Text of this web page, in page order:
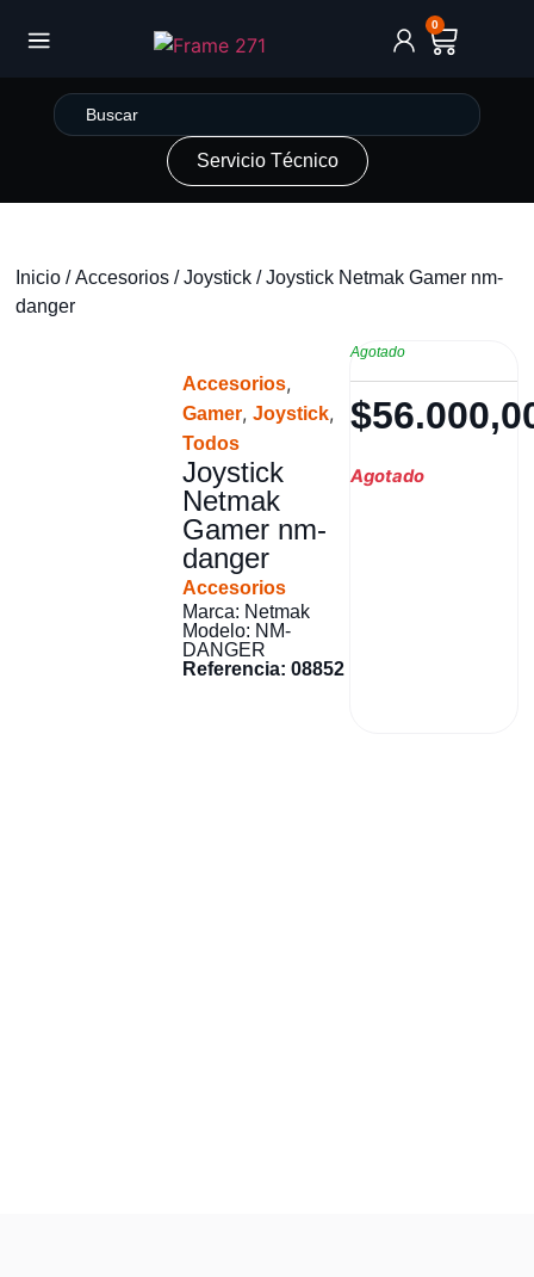
0
Servicio Técnico
Inicio /Accesorios /Joystick / Joystick Netmak Gamer nm-
danger
Accesorios,
Gamer, Joystick,
Todos
Joystick
Netmak
Gamer nm-
danger
Accesorios
Marca: Netmak
Modelo: NM-
DANGER
Referencia: 08852
Agotado
$
Agotado